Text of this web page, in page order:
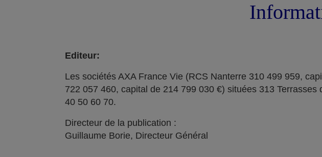
Editeur:
Les sociétés AXA France Vie (RCS Nanterre 310 499 959,
722 057 460, capital de 214 799 030 €) situées 313
40 50 60 70.
Directeur de la publication :
Guillaume Borie, Directeur Général